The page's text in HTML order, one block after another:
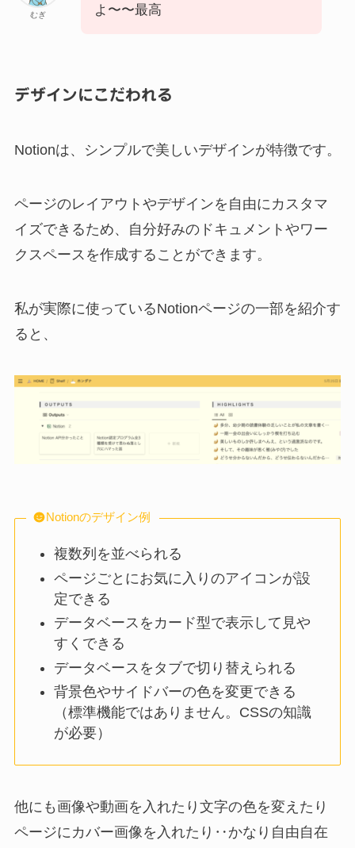
むぎ
よ〜〜最高
デザインにこだわれる
Notionは、シンプルで美しいデザインが特徴です。
ページのレイアウトやデザインを自由にカスタマ
イズできるため、自分好みのドキュメントやワー
クスペースを作成することができます。
私が実際に使っているNotionページの一部を紹介す
ると、
Notionのデザイン例
複数列を並べられる
ページごとにお気に入りのアイコンが設
定できる
データベースをカード型で表示して見や
すくできる
データベースをタブで切り替えられる
背景色やサイドバーの色を変更できる
（標準機能ではありません。CSSの知識
が必要）
他にも画像や動画を入れたり文字の色を変えたり
ページにカバー画像を入れたり‥かなり自由自在